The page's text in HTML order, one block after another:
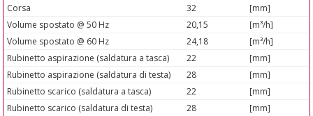
Corsa
32
[mm]
Volume spostato @ 50 Hz
20,15
[m³/h]
Volume spostato @ 60 Hz
24,18
[m³/h]
Rubinetto aspirazione (saldatura a tasca)
22
[mm]
Rubinetto aspirazione (saldatura di testa)
28
[mm]
Rubinetto scarico (saldatura a tasca)
22
[mm]
Rubinetto scarico (saldatura di testa)
28
[mm]